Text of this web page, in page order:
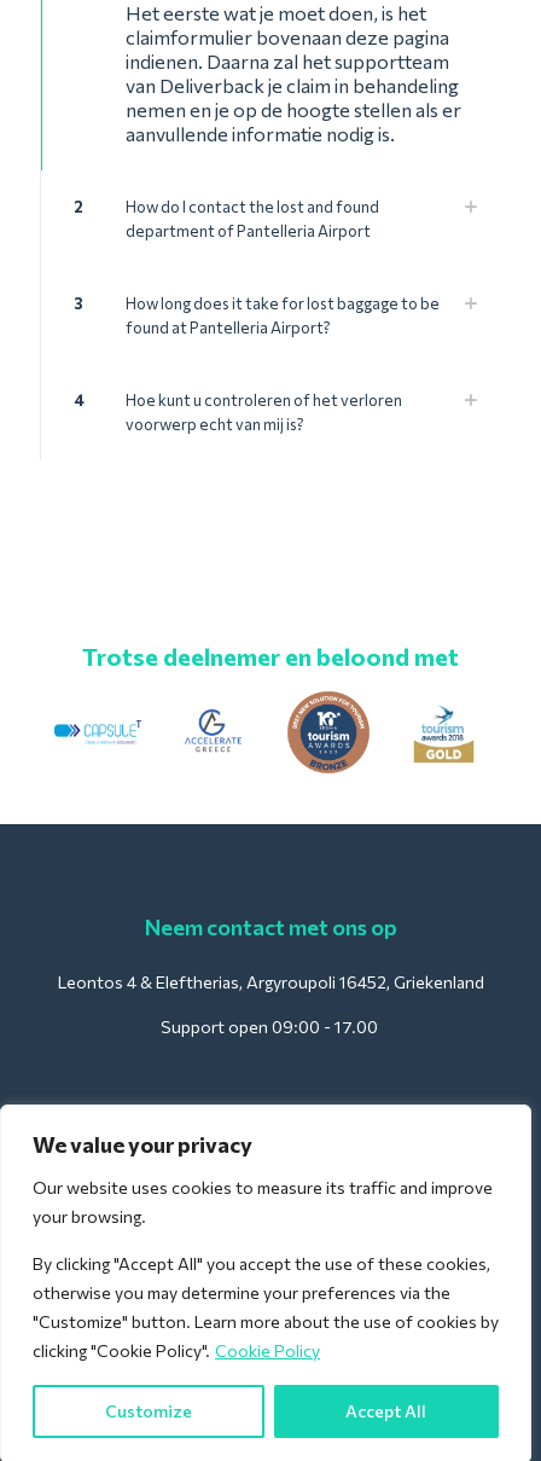
We value your privacy
Our website uses cookies to measure its traffic and improve
your browsing.
By clicking "Accept All" you accept the use of these cookies,
otherwise you may determine your preferences via the
"Customize" button. Learn more about the use of cookies by
clicking "Cookie Policy". Cookie Policy
Customize Accept All
Het eerste wat je moet doen, is het
claimformulier bovenaan deze pagina
indienen. Daarna zal het supportteam
van Deliverback je claim in behandeling
nemen en je op de hoogte stellen als er
aanvullende informatie nodig is.
2
How do I contact the lost and found
department of Pantelleria Airport
3
How long does it take for lost baggage to be
found at Pantelleria Airport?
4
Hoe kunt u controleren of het verloren
voorwerp echt van mij is?
Trotse deelnemer en beloond met
Neem contact met ons op
Leontos 4 & Eleftherias, Argyroupoli 16452, Griekenland
Support open 09:00 - 17.00
Voor hotels:
support@deliverback.com
Voor luchthavens:
airport@deliverback.com